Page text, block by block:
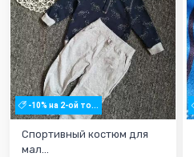
-10% на 2-ой то...
Спортивный костюм для
мал...